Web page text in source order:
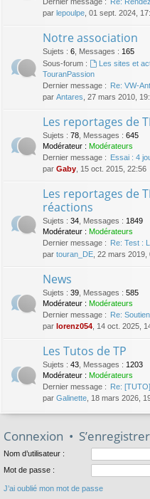
par lepoulpe , 01 sept. 2024,
Notre association
Sujets : 6 Messages : 165
Sous-forum :
Les sites et
TouranPassion
Dernier message :
Re: VW-
par Antares , 27 mars 2010,
Les reportages de
Sujets : 78 Messages : 645
Modérateur : Modérateurs
Dernier message :
Essai : 4
par Gaby , 15 oct. 2015, 22:56
Les reportages de
réactions
Sujets : 34 Messages : 1849
Modérateur : Modérateurs
Dernier message :
Re: Test :
par touran_DE , 22 mars 2019,
News
Sujets : 39 Messages : 585
Modérateur : Modérateurs
Dernier message :
Re:
par lorenz054 , 14 oct. 2025,
Les Tutos de TP
Sujets : 43 Messages : 1203
Modérateur : Modérateurs
Dernier message :
Re:
par Galinette , 18 mars 2026,
Connexion • S’enregistrer
Nom d’utilisateur :
Mot de passe :
J’ai oublié mon mot de passe